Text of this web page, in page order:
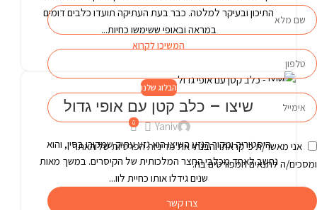
התיכון ובעיקר למלטה. כבר בעת העתיקה תועדו כלבים דומים
במראה ובאופי ששימשו כחיות...
המשיכו לקרוא
24
פבר
הבלוג שלנו
שיצו – כלב קטן עם אופי גדול
Yaniv
0
היסטוריה ומקור הגזע השיצו הוא גזע עתיק שמקורו בסין, והוא
נחשב לאחד מכלבי החצר המלכותית של הקיסרים. במשך מאות
שנים גידלו אותו כחיית לוו...
אני מאשר/ת כי קראתי והבנתי אתמדיניות הפרטיותשל האתר
ומסכים/ה לתנאים המפורטים בה.
צרו קשר